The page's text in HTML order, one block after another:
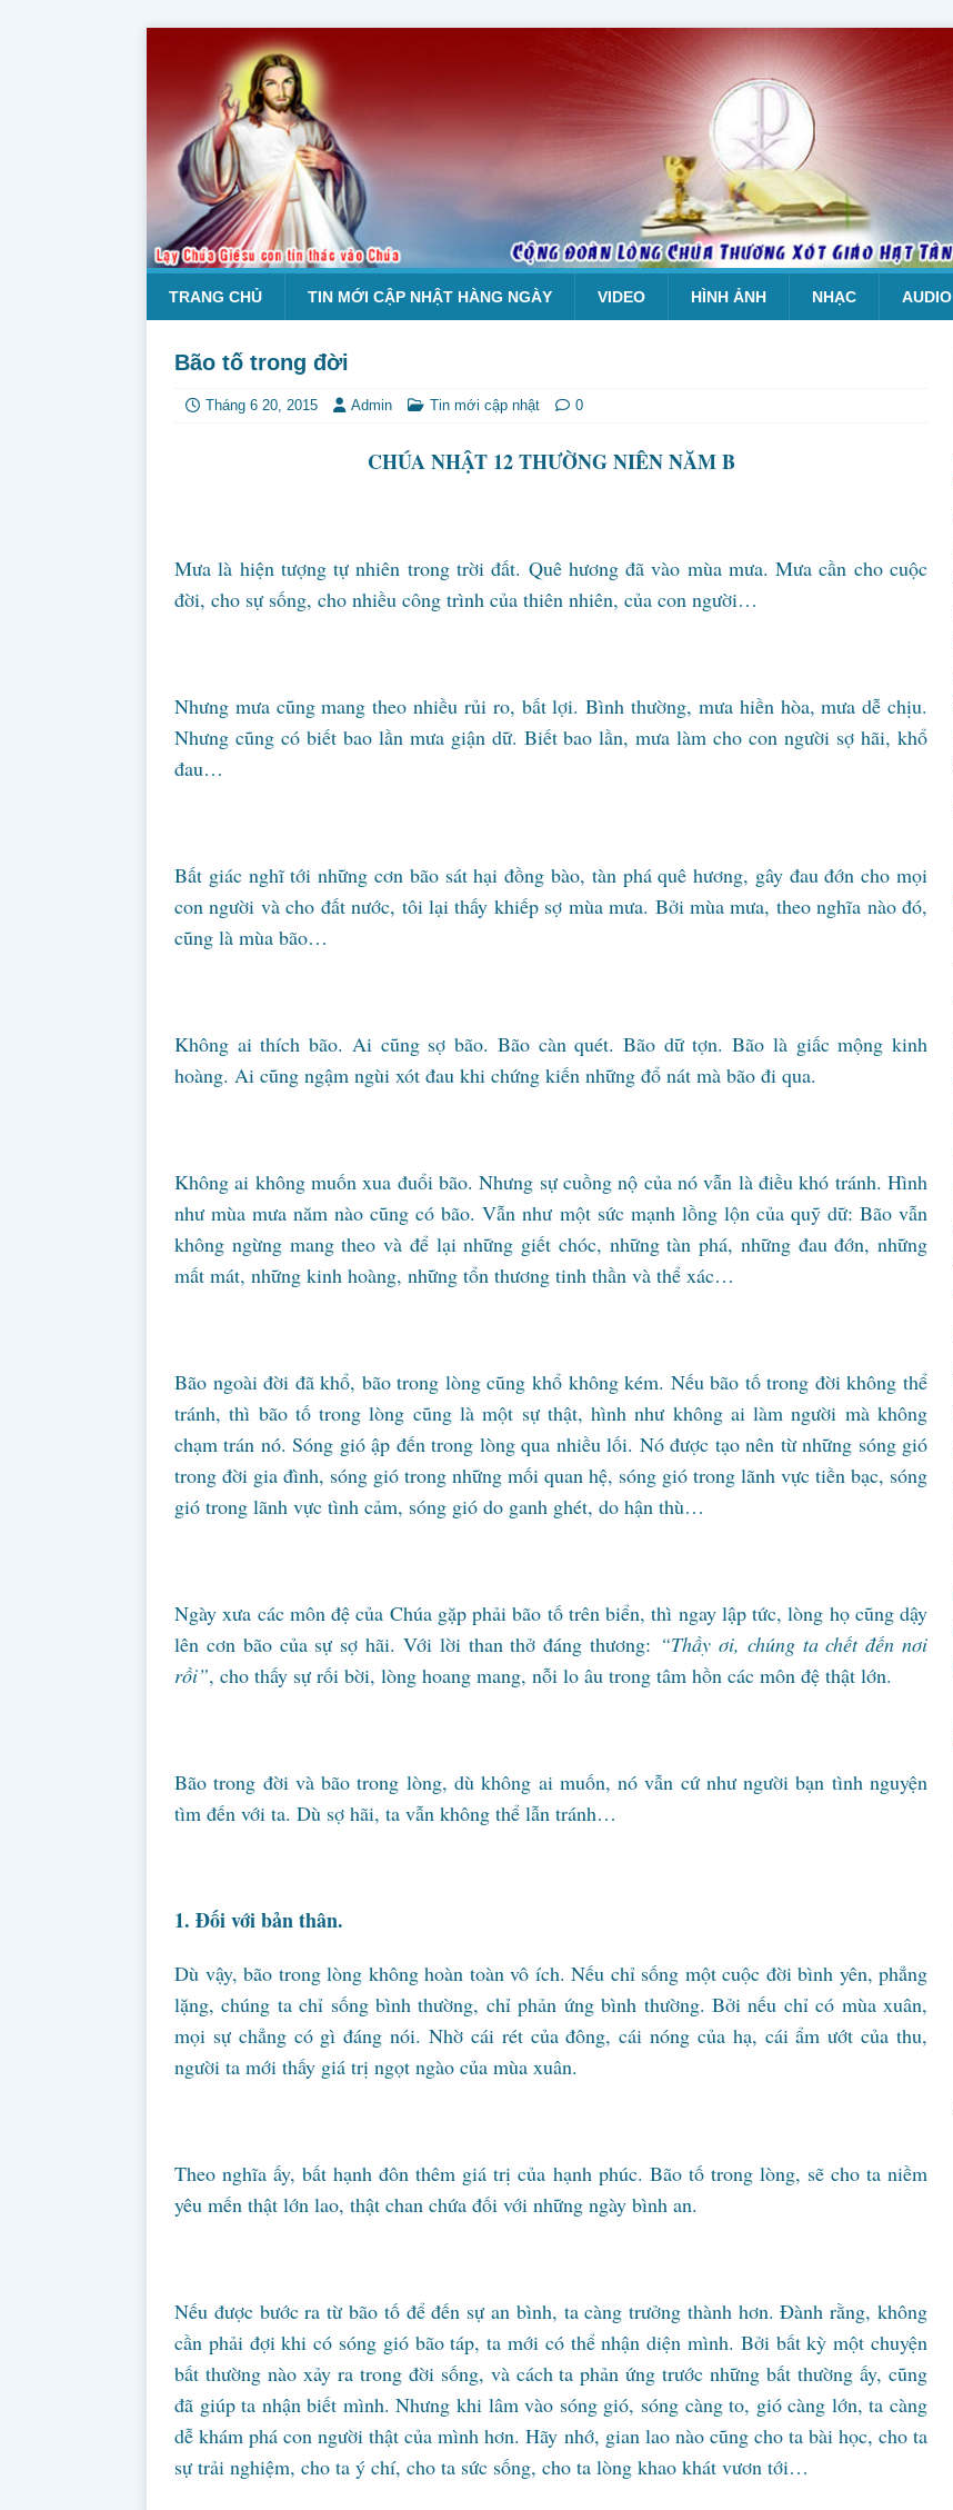
TRANG CHỦ TIN MỚI CẬP NHẬT HÀNG NGÀY VIDEO HÌNH ẢNH NHẠC AUDIO
Bão tố trong đời
Tháng 6 20, 2015 Admin Tin mới cập nhật 0
CHÚA NHẬT 12 THƯỜNG NIÊN NĂM B
Mưa là hiện tượng tự nhiên trong trời đất. Quê hương đã vào mùa mưa. Mưa cần cho cuộc
đời, cho sự sống, cho nhiều công trình của thiên nhiên, của con người…
Nhưng mưa cũng mang theo nhiều rủi ro, bất lợi. Bình thường, mưa hiền hòa, mưa dễ chịu.
Nhưng cũng có biết bao lần mưa giận dữ. Biết bao lần, mưa làm cho con người sợ hãi, khổ
đau…
Bất giác nghĩ tới những cơn bão sát hại đồng bào, tàn phá quê hương, gây đau đớn cho mọi
con người và cho đất nước, tôi lại thấy khiếp sợ mùa mưa. Bởi mùa mưa, theo nghĩa nào đó,
cũng là mùa bão…
Không ai thích bão. Ai cũng sợ bão. Bão càn quét. Bão dữ tợn. Bão là giấc mộng kinh
hoàng. Ai cũng ngậm ngùi xót đau khi chứng kiến những đổ nát mà bão đi qua.
Không ai không muốn xua đuổi bão. Nhưng sự cuồng nộ của nó vẫn là điều khó tránh. Hình
như mùa mưa năm nào cũng có bão. Vẫn như một sức mạnh lồng lộn của quỹ dữ: Bão vẫn
không ngừng mang theo và để lại những giết chóc, những tàn phá, những đau đớn, những
mất mát, những kinh hoàng, những tổn thương tinh thần và thể xác…
Bão ngoài đời đã khổ, bão trong lòng cũng khổ không kém. Nếu bão tố trong đời không thể
tránh, thì bão tố trong lòng cũng là một sự thật, hình như không ai làm người mà không
chạm trán nó. Sóng gió ập đến trong lòng qua nhiều lối. Nó được tạo nên từ những sóng gió
trong đời gia đình, sóng gió trong những mối quan hệ, sóng gió trong lãnh vực tiền bạc, sóng
gió trong lãnh vực tình cảm, sóng gió do ganh ghét, do hận thù…
Ngày xưa các môn đệ của Chúa gặp phải bão tố trên biển, thì ngay lập tức, lòng họ cũng dậy
lên cơn bão của sự sợ hãi. Với lời than thở đáng thương: “Thầy ơi, chúng ta chết đến nơi
rồi”, cho thấy sự rối bời, lòng hoang mang, nỗi lo âu trong tâm hồn các môn đệ thật lớn.
Bão trong đời và bão trong lòng, dù không ai muốn, nó vẫn cứ như người bạn tình nguyện
tìm đến với ta. Dù sợ hãi, ta vẫn không thể lẫn tránh…
1. Đối với bản thân.
Dù vậy, bão trong lòng không hoàn toàn vô ích. Nếu chỉ sống một cuộc đời bình yên, phẳng
lặng, chúng ta chỉ sống bình thường, chỉ phản ứng bình thường. Bởi nếu chỉ có mùa xuân,
mọi sự chẳng có gì đáng nói. Nhờ cái rét của đông, cái nóng của hạ, cái ẩm ướt của thu,
người ta mới thấy giá trị ngọt ngào của mùa xuân.
Theo nghĩa ấy, bất hạnh đôn thêm giá trị của hạnh phúc. Bão tố trong lòng, sẽ cho ta niềm
yêu mến thật lớn lao, thật chan chứa đối với những ngày bình an.
Nếu được bước ra từ bão tố để đến sự an bình, ta càng trưởng thành hơn. Đành rằng, không
cần phải đợi khi có sóng gió bão táp, ta mới có thể nhận diện mình. Bởi bất kỳ một chuyện
bất thường nào xảy ra trong đời sống, và cách ta phản ứng trước những bất thường ấy, cũng
đã giúp ta nhận biết mình. Nhưng khi lâm vào sóng gió, sóng càng to, gió càng lớn, ta càng
dễ khám phá con người thật của mình hơn. Hãy nhớ, gian lao nào cũng cho ta bài học, cho ta
sự trải nghiệm, cho ta ý chí, cho ta sức sống, cho ta lòng khao khát vươn tới…